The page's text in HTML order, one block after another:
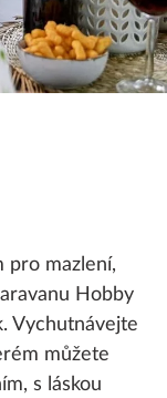
pro mazlení,
Hobby
Vychutnávejte
můžete
s láskou